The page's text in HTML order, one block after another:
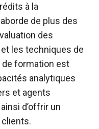
à la
de plus des
des
les techniques de
de formation est
analytiques
et agents
d’offrir un